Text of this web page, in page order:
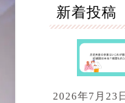
新着投稿
2026年7月23